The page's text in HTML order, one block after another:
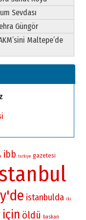
Sevdası
Güngör
Maltepe’de
ibb turkiye gazetesi
istanbulda iki
için öldü baskan